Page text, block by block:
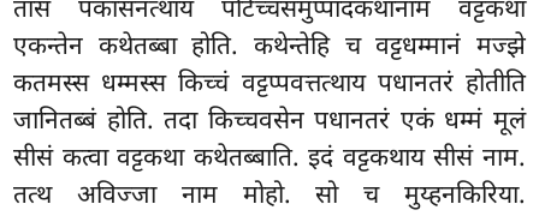
तासं पकासनत्थाय पटिच्चसमुप्पादकथानाम वट्टकथा
एकन्तेन कथेतब्बा होति. कथेन्तेहि च वट्टधम्मानं मज्झे
कतमस्स धम्मस्स किच्चं वट्टप्पवत्तत्थाय पधानतरं होतीति
जानितब्बं होति. तदा किच्चवसेन पधानतरं एकं धम्मं मूलं
सीसं कत्वा वट्टकथा कथेतब्बाति. इदं वट्टकथाय सीसं नाम.
तत्थ अविज्जा नाम मोहो. सो च मुय्हनकिरिया.